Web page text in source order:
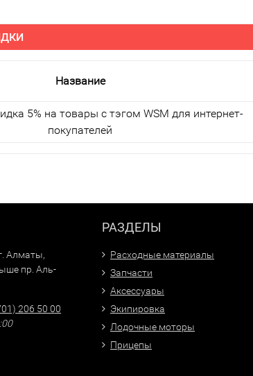
Название
5% на товары с тэгом WSM для интернет-
покупателей
Алматы,
пр. Аль-
206 50 00
РАЗДЕЛЫ
Расходные материалы
Запчасти
Аксессуары
Экипировка
Лодочные моторы
Прицепы